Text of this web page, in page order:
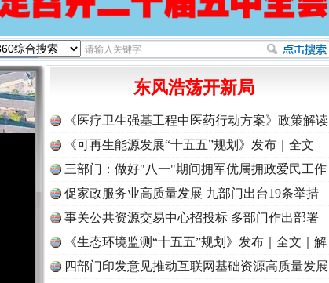
东风浩荡开新局
《医疗卫生强基工程中医药行动方案》政策解读
《可再生能源发展“十五五”规划》发布｜全文
三部门：做好"八一"期间拥军优属拥政爱民工作
促家政服务业高质量发展 九部门出台19条举措
事关公共资源交易中心招投标 多部门作出部署
《生态环境监测“十五五”规划》发布｜全文｜解
读
四部门印发意见推动互联网基础资源高质量发展